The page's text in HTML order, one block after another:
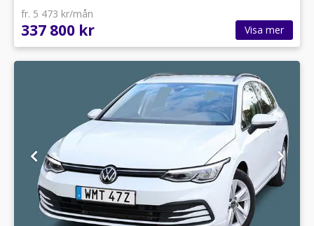
fr. 5 473 kr/mån
337 800 kr Visa mer